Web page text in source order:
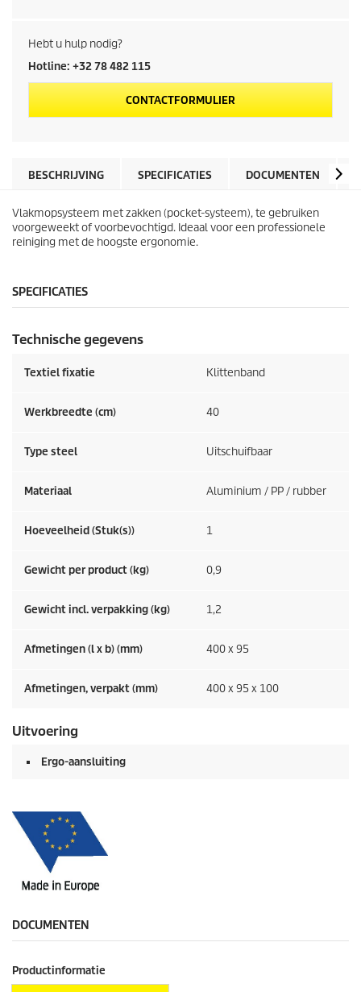
Hebt u hulp nodig?
Hotline: +32 78 482 115
CONTACTFORMULIER
BESCHRIJVING SPECIFICATIES DOCUMENTEN
Vlakmopsysteem met zakken (pocket-systeem), te gebruiken
voorgeweekt of voorbevochtigd. Ideaal voor een professionele
reiniging met de hoogste ergonomie.
SPECIFICATIES
Technische gegevens
Textiel fixatie Klittenband
Werkbreedte (cm) 40
Type steel Uitschuifbaar
Materiaal Aluminium / PP / rubber
Hoeveelheid (Stuk(s)) 1
Gewicht per product (kg) 0,9
Gewicht incl. verpakking (kg) 1,2
Afmetingen (l x b) (mm) 400 x 95
Afmetingen, verpakt (mm) 400 x 95 x 100
Uitvoering
Ergo-aansluiting
DOCUMENTEN
Productinformatie